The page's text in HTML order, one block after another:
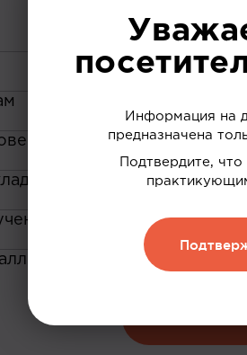
ваших интересов
и обменивать их на
Информация на
предназначена
Подтвердите,